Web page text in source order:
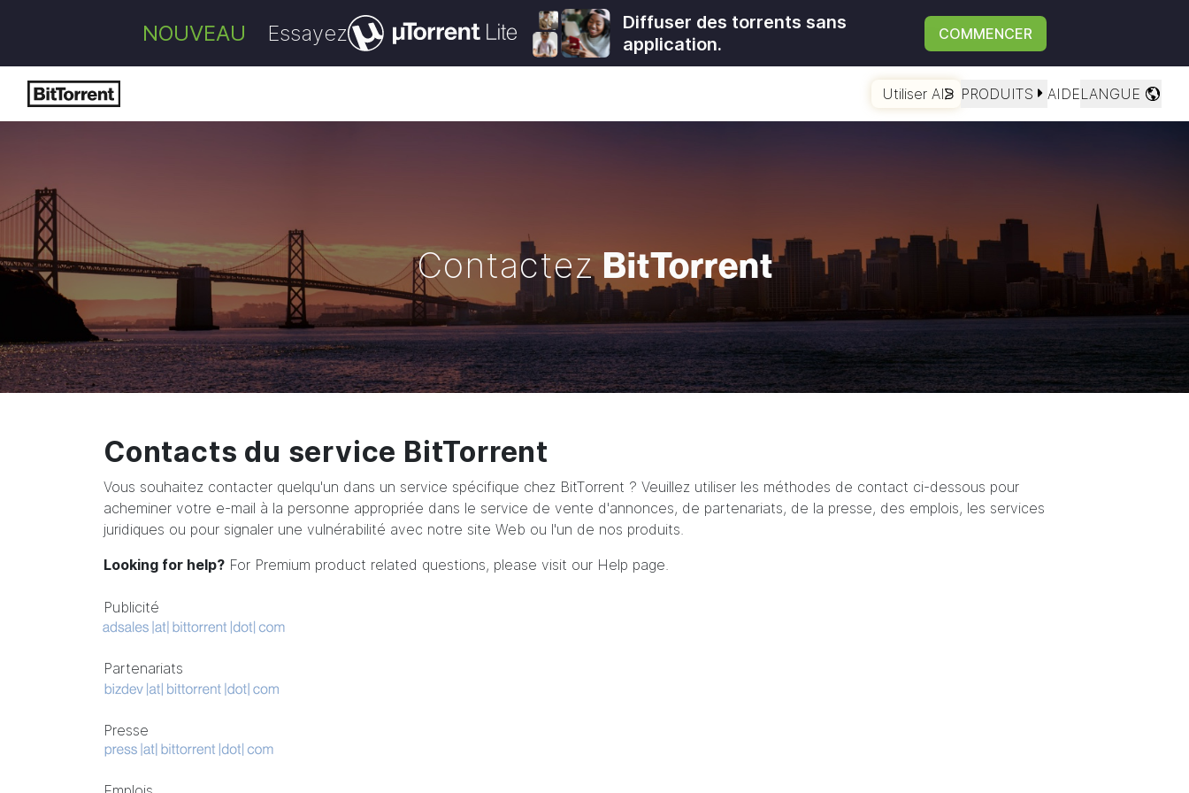
NOUVEAU Essayez
Diffuser des torrents sans
application.
COMMENCER
Utiliser AI PRODUITS AIDELANGUE
Contactez BitTorrent
Contacts du service BitTorrent
Vous souhaitez contacter quelqu'un dans un service spécifique chez BitTorrent ? Veuillez utiliser les méthodes de contact ci-dessous pour
acheminer votre e-mail à la personne appropriée dans le service de vente d'annonces, de partenariats, de la presse, des emplois, les services
juridiques ou pour signaler une vulnérabilité avec notre site Web ou l'un de nos produits.
Looking for help? For Premium product related questions, please visit our Help page.
Publicité
Partenariats
Presse